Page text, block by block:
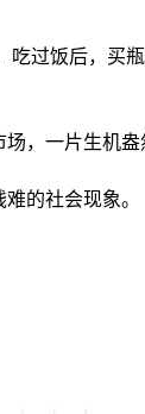
过饭后，买瓶
，一片生机
的社会现象。